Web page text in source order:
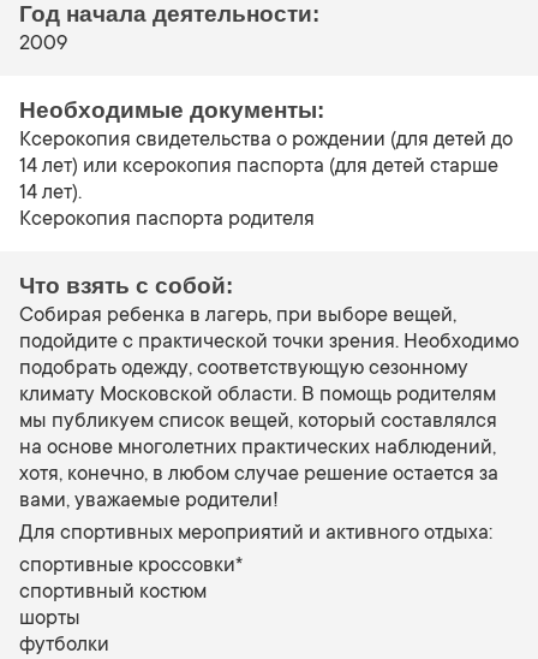
Год начала деятельности:
2009
Необходимые документы:
Ксерокопия свидетельства о рождении (для детей до
14 лет) или ксерокопия паспорта (для детей старше
14 лет).
Ксерокопия паспорта родителя
Что взять с собой:
Собирая ребенка в лагерь, при выборе вещей,
подойдите с практической точки зрения. Необходимо
подобрать одежду, соответствующую сезонному
климату Московской области. В помощь родителям
мы публикуем список вещей, который составлялся
на основе многолетних практических наблюдений,
хотя, конечно, в любом случае решение остается за
вами, уважаемые родители!
Для спортивных мероприятий и активного отдыха:
спортивные кроссовки*
спортивный костюм
шорты
футболки